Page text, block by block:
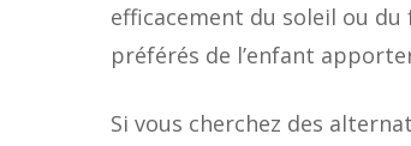
efficacement du soleil ou
préférés de l’enfant
Si vous cherchez des